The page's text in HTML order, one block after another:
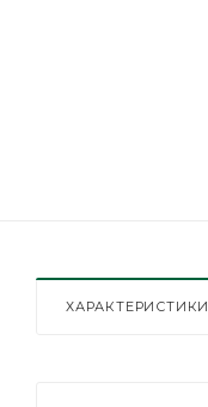
ХАРАКТЕРИСТИКИ